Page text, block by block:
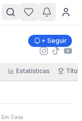
+ Seguir
Estatísticas
Em Casa